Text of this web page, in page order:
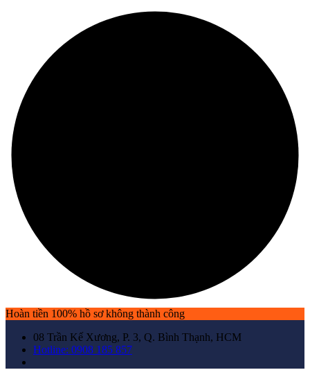
Hoàn tiền 100% hồ sơ không thành công
08 Trần Kế Xương, P. 3, Q. Bình Thạnh, HCM
Hotline: 0908 185 857